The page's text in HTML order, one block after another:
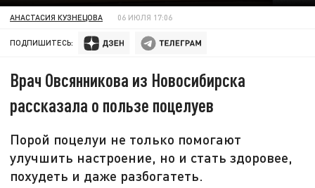
АНАСТАСИЯ КУЗНЕЦОВА 06 ИЮЛЯ 17:06
ПОДПИШИТЕСЬ:
Врач Овсянникова из Новосибирска
рассказала о пользе поцелуев
Порой поцелуи не только помогают
улучшить настроение, но и стать здоровее,
похудеть и даже разбогатеть.